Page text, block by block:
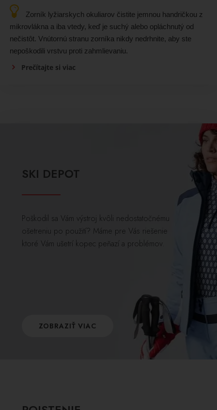
Zorník lyžiarskych okuliarov čistite jemnou handričkou z
mikrovlákna a iba vtedy, keď je suchý alebo opláchnutý od
nečistôt. Vnútornú stranu zorníka nikdy nedrhnite, aby ste
nepoškodili vrstvu proti zahmlievaniu.
Prečítajte si viac
SKI DEPOT
Poškodil sa Vám výstroj kvôli nedostatočnému
ošetreniu po použití? Máme pre Vás riešenie
ktoré Vám ušetrí kopec peňazí a problémov.
ZOBRAZIŤ VIAC